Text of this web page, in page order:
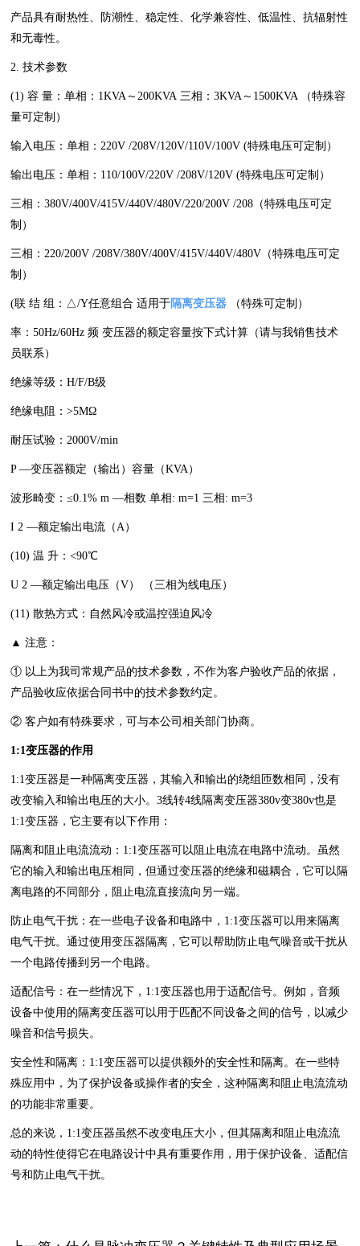
产品具有耐热性、防潮性、稳定性、化学兼容性、低温性、抗辐射性
和无毒性。
2. 技术参数
(1) 容 量：单相：1KVA～200KVA 三相：3KVA～1500KVA （特殊容
量可定制）
输入电压：单相：220V /208V/120V/110V/100V (特殊电压可定制）
输出电压：单相：110/100V/220V /208V/120V (特殊电压可定制）
三相：380V/400V/415V/440V/480V/220/200V /208（特殊电压可定
制）
三相：220/200V /208V/380V/400V/415V/440V/480V（特殊电压可定
制）
(联 结 组：△/Y任意组合 适用于隔离变压器 （特殊可定制）
率：50Hz/60Hz 频 变压器的额定容量按下式计算（请与我销售技术
员联系）
绝缘等级：H/F/B级
绝缘电阻：>5MΩ
耐压试验：2000V/min
P —变压器额定（输出）容量（KVA）
波形畸变：≤0.1% m —相数 单相: m=1 三相: m=3
I 2 —额定输出电流（A）
(10) 温 升：<90℃
U 2 —额定输出电压（V） （三相为线电压）
(11) 散热方式：自然风冷或温控强迫风冷
▲ 注意：
① 以上为我司常规产品的技术参数，不作为客户验收产品的依据，
产品验收应依据合同书中的技术参数约定。
② 客户如有特殊要求，可与本公司相关部门协商。
1:1变压器的作用
1:1变压器是一种隔离变压器，其输入和输出的绕组匝数相同，没有
改变输入和输出电压的大小。3线转4线隔离变压器380v变380v也是
1:1变压器，它主要有以下作用：
隔离和阻止电流流动：1:1变压器可以阻止电流在电路中流动。虽然
它的输入和输出电压相同，但通过变压器的绝缘和磁耦合，它可以隔
离电路的不同部分，阻止电流直接流向另一端。
防止电气干扰：在一些电子设备和电路中，1:1变压器可以用来隔离
电气干扰。通过使用变压器隔离，它可以帮助防止电气噪音或干扰从
一个电路传播到另一个电路。
适配信号：在一些情况下，1:1变压器也用于适配信号。例如，音频
设备中使用的隔离变压器可以用于匹配不同设备之间的信号，以减少
噪音和信号损失。
安全性和隔离：1:1变压器可以提供额外的安全性和隔离。在一些特
殊应用中，为了保护设备或操作者的安全，这种隔离和阻止电流流动
的功能非常重要。
总的来说，1:1变压器虽然不改变电压大小，但其隔离和阻止电流流
动的特性使得它在电路设计中具有重要作用，用于保护设备、适配信
号和防止电气干扰。